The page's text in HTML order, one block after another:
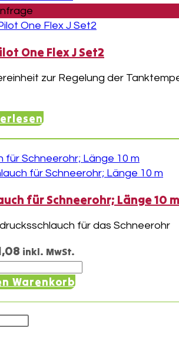
One Flex J Set2
zur Regelung der
für Schneerohr; Länge 10 m
für das Schneerohr
inkl. MwSt.
Warenkorb